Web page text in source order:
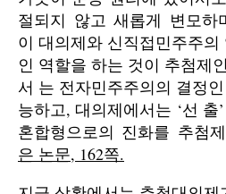
절되지 않고 새롭게 변모하
이 대의제와 신직접민주주
인 역할을 하는 것이 추첨제
서 는 전자민주주의의 결정
능하고, 대의제에서는 ‘선 출
혼합형으로의 진화를 추첨
은 논문, 162쪽.